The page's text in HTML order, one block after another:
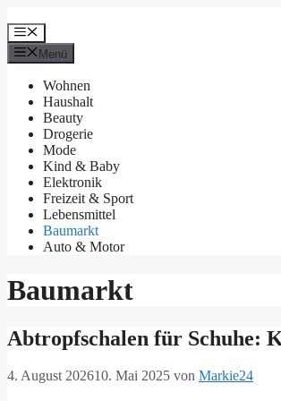
Inhalt
springen
Menü
Menü
Wohnen
Haushalt
Beauty
Drogerie
Mode
Kind & Baby
Elektronik
Freizeit & Sport
Lebensmittel
Baumarkt
Auto & Motor
Baumarkt
Abtropfschalen für Schuhe:
4. August 202610. Mai 2025 von Markie24